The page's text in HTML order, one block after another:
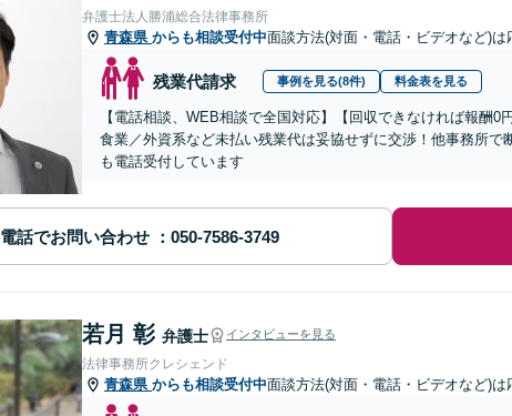
弁護士法人勝浦総合法律事務所
青森県 からも相談受付中面談方法(対面・電話・ビデオなど)は
残業代請求 事例を見る(8件) 料金表を見る
【電話相談、WEB相談で全国対応】【回収できなければ報酬
食業／外資系など未払い残業代は妥協せずに交渉！他事務所
も電話受付しています
電話でお問い合わせ
若月 彰 弁護士 インタビューを見る
法律事務所クレシェンド
青森県 からも相談受付中面談方法(対面・電話・ビデオなど)は